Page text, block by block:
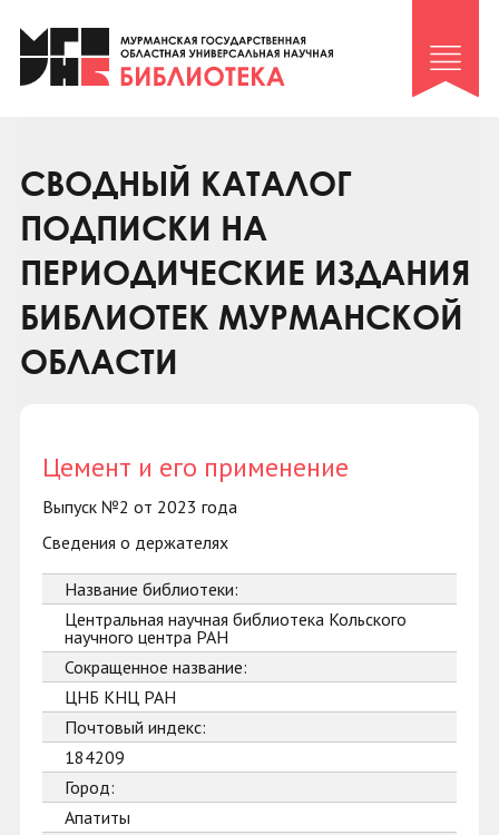
Клуб «Гиря и сельдерей»
Клуб «Семейный архив»
Коллегам
Контакты
СВОДНЫЙ КАТАЛОГ
ПОДПИСКИ НА
ПЕРИОДИЧЕСКИЕ ИЗДАНИЯ
БИБЛИОТЕК МУРМАНСКОЙ
ОБЛАСТИ
Цемент и его применение
Выпуск №2 от 2023 года
Сведения о держателях
Название библиотеки:
Центральная научная библиотека Кольского
научного центра РАН
Сокращенное название:
ЦНБ КНЦ РАН
Почтовый индекс:
184209
Город:
Апатиты